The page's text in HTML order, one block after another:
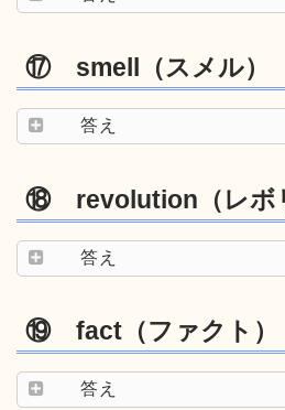
⑰ smell（スメル）
答え
⑱ revolution（レボ
答え
⑲ fact（ファクト）
答え